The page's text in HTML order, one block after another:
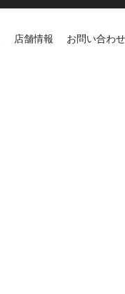
店舗情報 お問い合わせ